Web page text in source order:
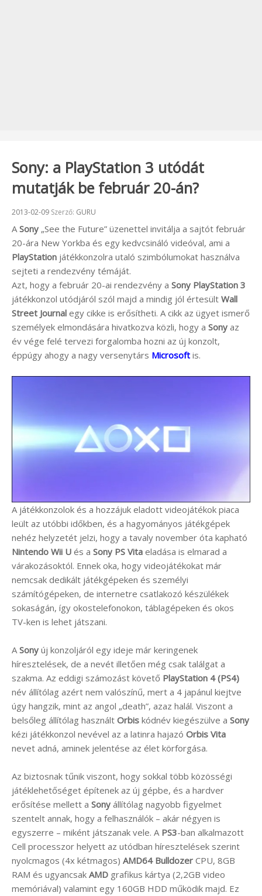
Sony: a PlayStation 3 utódát
mutatják be február 20-án?
Beküldve:
2013-02-09 Szerző: GURU
A Sony „See the Future” üzenettel invitálja a sajtót február
20-ára New Yorkba és egy kedvcsináló videóval, ami a
PlayStation játékkonzolra utaló szimbólumokat használva
sejteti a rendezvény témáját.
Azt, hogy a február 20-ai rendezvény a Sony PlayStation 3
játékkonzol utódjáról szól majd a mindig jól értesült Wall
Street Journal egy cikke is erősítheti. A cikk az ügyet ismerő
személyek elmondására hivatkozva közli, hogy a Sony az
év vége felé tervezi forgalomba hozni az új konzolt,
éppúgy ahogy a nagy versenytárs Microsoft is.
A játékkonzolok és a hozzájuk eladott videojátékok piaca
leült az utóbbi időkben, és a hagyományos játékgépek
nehéz helyzetét jelzi, hogy a tavaly november óta kapható
Nintendo Wii U és a Sony PS Vita eladása is elmarad a
várakozásoktól. Ennek oka, hogy videojátékokat már
nemcsak dedikált játékgépeken és személyi
számítógépeken, de internetre csatlakozó készülékek
sokaságán, így okostelefonokon, táblagépeken és okos
TV-ken is lehet játszani.
ASony új konzoljáról egy ideje már keringenek
híresztelések, de a nevét illetően még csak találgat a
szakma. Az eddigi számozást követő PlayStation 4 (PS4)
név állítólag azért nem valószínű, mert a 4 japánul kiejtve
úgy hangzik, mint az angol „death”, azaz halál. Viszont a
belsőleg állítólag használt Orbis kódnév kiegészülve a Sony
kézi játékkonzol nevével az a latinra hajazó Orbis Vita
nevet adná, aminek jelentése az élet körforgása.
Az biztosnak tűnik viszont, hogy sokkal több közösségi
játéklehetőséget építenek az új gépbe, és a hardver
erősítése mellett a Sony állítólag nagyobb figyelmet
szentelt annak, hogy a felhasználók – akár négyen is
egyszerre – miként játszanak vele. A PS3-ban alkalmazott
Cell processzor helyett az utódban híresztelések szerint
nyolcmagos (4x kétmagos) AMD64 Bulldozer CPU, 8GB
RAM és ugyancsak AMD grafikus kártya (2,2GB video
memóriával) valamint egy 160GB HDD működik majd. Ez